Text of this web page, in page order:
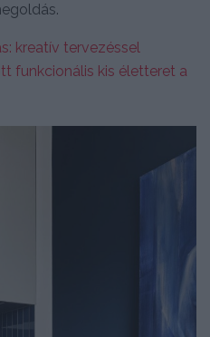
kreatív tervezéssel
funkcionális kis életteret a